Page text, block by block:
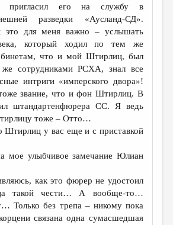
пригласил его на службу в
разведки «Аусланд-СД».
это для меня важно – услышать
который ходил по тем же
что и мой Штирлиц, был
сотрудниками РСХА, знал все
интриги «имперского двора»!
звание, что и фон Штирлиц. В
штандартенфюрера СС. Я ведь
тоже – Отто…
Штирлиц у вас еще и с приставкой
мое улыбчивое замечание Юлиан
как это фюрер не удостоил
такой чести… А вообще-то…
Только без трепа – никому пока
связана одна сумасшедшая